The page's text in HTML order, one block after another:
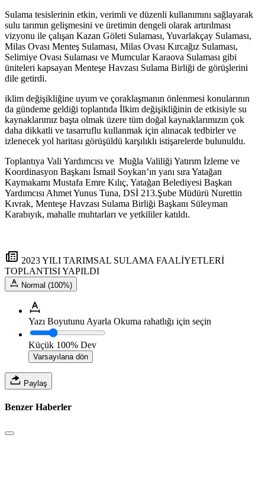
Sulama tesislerinin etkin, verimli ve düzenli kullanımını sağlayarak
sulu tarımın gelişmesini ve üretimin dengeli olarak artırılması
vizyonu ile çalışan Kazan Göleti Sulaması, Yuvarlakçay Sulaması,
Milas Ovası Menteş Sulaması, Milas Ovası Kırcağız Sulaması,
Selimiye Ovası Sulaması ve Mumcular Karaova Sulaması gibi
üniteleri kapsayan Menteşe Havzası Sulama Birliği de görüşlerini
dile getirdi.
iklim değişikliğine uyum ve çoraklaşmanın önlenmesi konularının
da gündeme geldiği toplantıda İlkim değişikliğinin de etkisiyle su
kaynaklarımız başta olmak üzere tüm doğal kaynaklarımızın çok
daha dikkatli ve tasarruflu kullanmak için alınacak tedbirler ve
izlenecek yol haritası görüşüldü karşılıklı istişarelerde bulunuldu.
Toplantıya Vali Yardımcısı ve Muğla Valiliği Yatırım İzleme ve
Koordinasyon Başkanı İsmail Soykan’ın yanı sıra Yatağan
Kaymakamı Mustafa Emre Kılıç, Yatağan Belediyesi Başkan
Yardımcısı Ahmet Yunus Tuna, DSİ 213.Şube Müdürü Nurettin
Kıvrak, Menteşe Havzası Sulama Birliği Başkanı Süleyman
Karabıyık, mahalle muhtarları ve yetkililer katıldı.
2023 YILI TARIMSAL SULAMA FAALİYETLERİ
TOPLANTISI YAPILDI
Normal (100%)
Yazı Boyutunu Ayarla Okuma rahatlığı için seçin
Küçük 100% Dev
Varsayılana dön
Paylaş
Benzer Haberler